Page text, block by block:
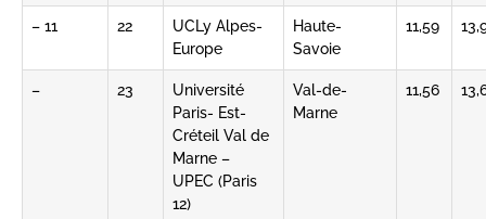
– 11 22
UCLy Alpes-
Europe
Haute-
Savoie
11,59
– 23
Université
Paris- Est-
Créteil Val de
Marne –
UPEC (Paris
12)
Val-de-
Marne
11,56